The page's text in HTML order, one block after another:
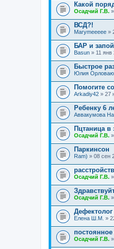
Какой
Осадчий Г.В.
ВСД?!
Marymeeeee »
БАР и запой
Basun » 11
Быстрое
Юлия
Помогите
Arkadiy42 » 27
Ребенку 6
Аввакумова
Пцтаница в
Осадчий Г.В.
Паркинсон
Ram) » 08 сен
Осадчий Г.В.
Осадчий Г.В.
Дефектолог
Елена Ш.М. »
Осадчий Г.В.